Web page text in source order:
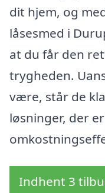
dit hjem, og
låsesmed i
at du får den
trygheden.
være, står de
løsninger, der
Indhent 3